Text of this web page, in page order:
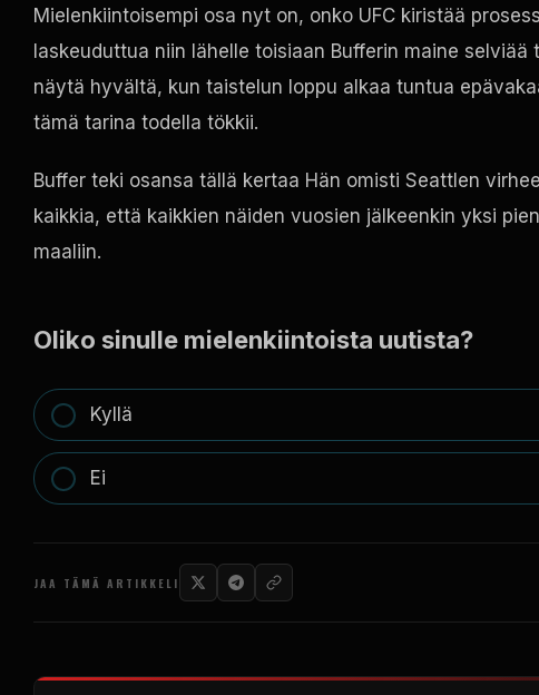
Mielenkiintoisempi osa nyt on, onko UFC kiristää
laskeuduttua niin lähelle toisiaan Bufferin maine
näytä hyvältä, kun taistelun loppu alkaa tuntua
tämä tarina todella tökkii.
Buffer teki osansa tällä kertaa Hän omisti Seattlen
kaikkia, että kaikkien näiden vuosien jälkeenkin yksi
maaliin.
Oliko sinulle mielenkiintoista uutista?
Kyllä
Ei
JAA TÄMÄ ARTIKKELI